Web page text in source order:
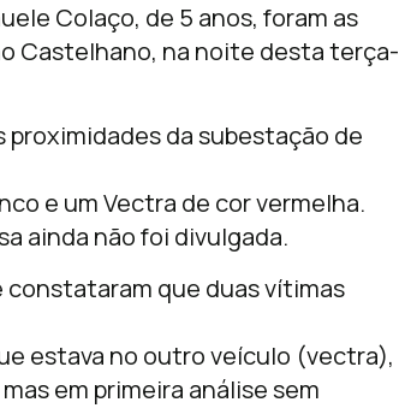
Colaço, de 5 anos, foram as
Castelhano, na noite desta terça-
da subestação de
e um Vectra de cor vermelha.
ainda não foi divulgada.
constataram que duas vítimas
estava no outro veículo (vectra),
em primeira análise sem